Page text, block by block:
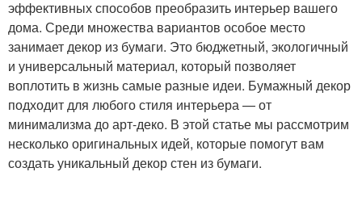
Идеи для супер декора Бумажные обои
Декор на стены
Тенденции в бумажном
эффективных способов преобразить интерьер вашего
дома. Среди множества вариантов особое место
занимает декор из бумаги. Это бюджетный, экологичный
и универсальный материал, который позволяет
воплотить в жизнь самые разные идеи. Бумажный декор
подходит для любого стиля интерьера — от
минимализма до арт-деко. В этой статье мы рассмотрим
несколько оригинальных идей, которые помогут вам
создать уникальный декор стен из бумаги.